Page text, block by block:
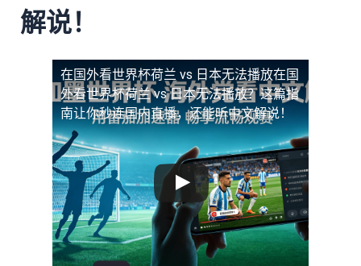
解说！
在国外看世界杯荷兰 vs 日本无法播放在国
外看世界杯荷兰 vs 日本无法播放？这篇指
南让你秒连国内直播，还能听中文解说！